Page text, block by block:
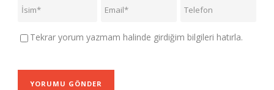
Tekrar yorum yazmam halinde girdiğim bilgileri hatırla.